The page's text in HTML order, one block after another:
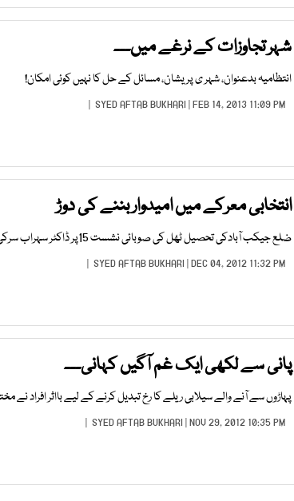
شہر تجاوزات کے نرغے میں۔۔۔
انتظامیہ بدعنوان، شہر ی پریشان، مسائل کے حل کا نہیں کوئی امکان!
SYED AFTAB BUKHARI | FEB 14, 2013 11:09 PM |
انتخابی معرکے میں امیدوار بننے کی دوڑ
ضلع جیکب آبادکی تحصیل ٹھل کی صوبائی نشست 15پر ڈاکٹر سہراب سرکی متوقع امیدوار ہو سکتے ہیں۔
SYED AFTAB BUKHARI | DEC 04, 2012 11:32 PM |
پانی سے لکھی ایک غم آگیں کہانی۔۔۔
پہاڑوں سے آنے والے سیلابی ریلے کا رخ تبدیل کرنے کے لیے بااثر افراد نے
SYED AFTAB BUKHARI | NOV 29, 2012 10:35 PM |